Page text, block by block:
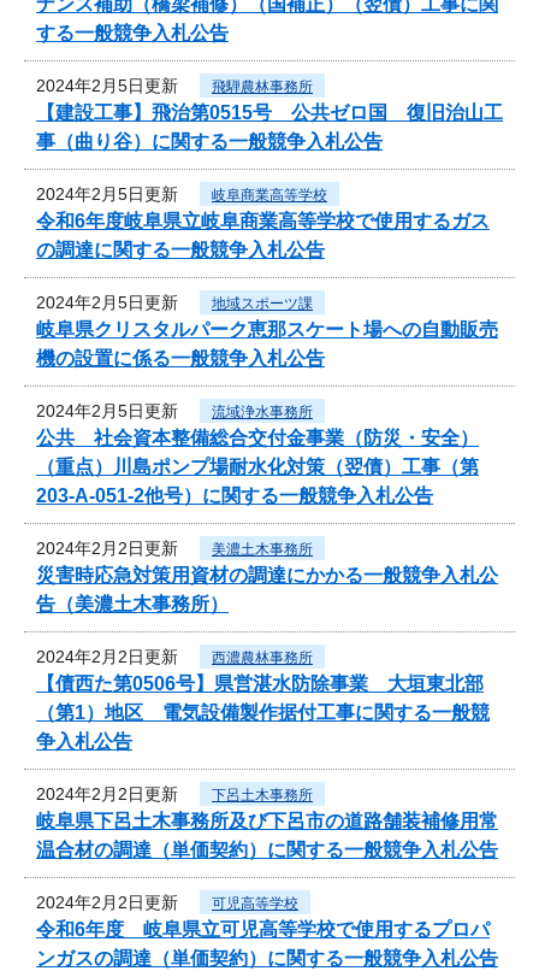
する一般競争入札公告
2024年2月5日更新 飛騨農林事務所
【建設工事】飛治第0515号 公共ゼロ国 復旧治山工
事（曲り谷）に関する一般競争入札公告
2024年2月5日更新 岐阜商業高等学校
令和6年度岐阜県立岐阜商業高等学校で使用するガス
の調達に関する一般競争入札公告
2024年2月5日更新 地域スポーツ課
岐阜県クリスタルパーク恵那スケート場への自動販売
機の設置に係る一般競争入札公告
2024年2月5日更新 流域浄水事務所
公共 社会資本整備総合交付金事業（防災・安全）
（重点）川島ポンプ場耐水化対策（翌債）工事（第
203-A-051-2他号）に関する一般競争入札公告
2024年2月2日更新 美濃土木事務所
災害時応急対策用資材の調達にかかる一般競争入札公
告（美濃土木事務所）
2024年2月2日更新 西濃農林事務所
【債西た第0506号】県営湛水防除事業 大垣東北部
（第1）地区 電気設備製作据付工事に関する一般競
争入札公告
2024年2月2日更新 下呂土木事務所
岐阜県下呂土木事務所及び下呂市の道路舗装補修用常
温合材の調達（単価契約）に関する一般競争入札公告
2024年2月2日更新 可児高等学校
令和6年度 岐阜県立可児高等学校で使用するプロパ
ンガスの調達（単価契約）に関する一般競争入札公告